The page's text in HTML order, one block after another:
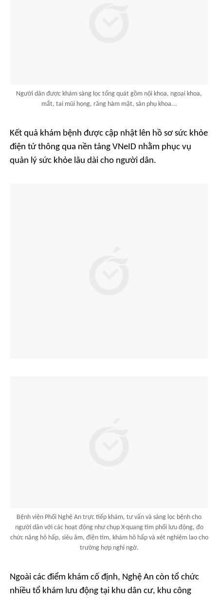
Người dân được khám sàng lọc tổng quát gồm nội khoa, ngoại khoa,
mắt, tai mũi họng, răng hàm mặt, sản phụ khoa...
Kết quả khám bệnh được cập nhật lên hồ sơ sức khỏe
điện tử thông qua nền tảng VNeID nhằm phục vụ
quản lý sức khỏe lâu dài cho người dân.
Bệnh viện Phổi Nghệ An trực tiếp khám, tư vấn và sàng lọc bệnh cho
người dân với các hoạt động như chụp X-quang tim phổi lưu động, đo
chức năng hô hấp, siêu âm, điện tim, khám hô hấp và xét nghiệm lao cho
trường hợp nghi ngờ.
Ngoài các điểm khám cố định, Nghệ An còn tổ chức
nhiều tổ khám lưu động tại khu dân cư, khu công